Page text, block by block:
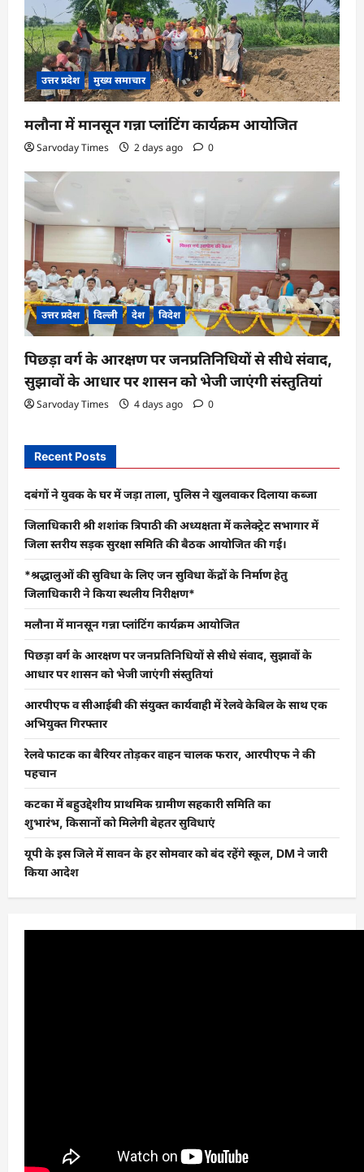
उत्तर प्रदेश मुख्य समाचार
मलौना में मानसून गन्ना प्लांटिंग कार्यक्रम आयोजित
Sarvoday Times 2 days ago 0
उत्तर प्रदेश दिल्ली देश विदेश
पिछड़ा वर्ग के आरक्षण पर जनप्रतिनिधियों से सीधे संवाद,
सुझावों के आधार पर शासन को भेजी जाएंगी संस्तुतियां
Sarvoday Times 4 days ago 0
Recent Posts
दबंगों ने युवक के घर में जड़ा ताला, पुलिस ने खुलवाकर दिलाया कब्जा
जिलाधिकारी श्री शशांक त्रिपाठी की अध्यक्षता में कलेक्ट्रेट सभागार में
जिला स्तरीय सड़क सुरक्षा समिति की बैठक आयोजित की गई।
*श्रद्धालुओं की सुविधा के लिए जन सुविधा केंद्रों के निर्माण हेतु
जिलाधिकारी ने किया स्थलीय निरीक्षण*
मलौना में मानसून गन्ना प्लांटिंग कार्यक्रम आयोजित
पिछड़ा वर्ग के आरक्षण पर जनप्रतिनिधियों से सीधे संवाद, सुझावों के
आधार पर शासन को भेजी जाएंगी संस्तुतियां
आरपीएफ व सीआईबी की संयुक्त कार्यवाही में रेलवे केबिल के साथ एक
अभियुक्त गिरफ्तार
रेलवे फाटक का बैरियर तोड़कर वाहन चालक फरार, आरपीएफ ने की
पहचान
कटका में बहुउद्देशीय प्राथमिक ग्रामीण सहकारी समिति का
शुभारंभ, किसानों को मिलेगी बेहतर सुविधाएं
यूपी के इस जिले में सावन के हर सोमवार को बंद रहेंगे स्कूल, DM ने जारी
किया आदेश